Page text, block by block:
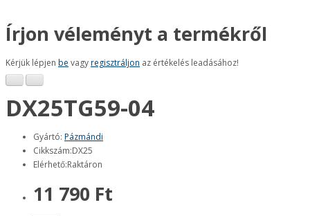
Írjon véleményt a termékről
Kérjük lépjen be vagyregisztráljon az értékelés leadásához!
DX25TG59-04
Gyártó: Pázmándi
Cikkszám:DX25
Elérhető:Raktáron
11 790 Ft